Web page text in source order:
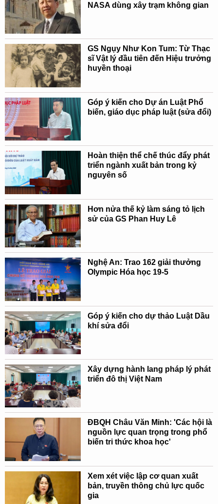
NASA dùng xây trạm không gian
GS Ngụy Như Kon Tum: Từ Thạc
sĩ Vật lý đầu tiên đến Hiệu trưởng
huyền thoại
Góp ý kiến cho Dự án Luật Phổ
biến, giáo dục pháp luật (sửa đổi)
Hoàn thiện thể chế thúc đẩy phát
triển ngành xuất bản trong kỷ
nguyên số
Hơn nửa thế kỷ làm sáng tỏ lịch
sử của GS Phan Huy Lê
Nghệ An: Trao 162 giải thưởng
Olympic Hóa học 19-5
Góp ý kiến cho dự thảo Luật Dầu
khí sửa đổi
Xây dựng hành lang pháp lý phát
triển đô thị Việt Nam
ĐBQH Châu Văn Minh: 'Các hội là
nguồn lực quan trọng trong phổ
biến tri thức khoa học'
Xem xét việc lập cơ quan xuất
bản, truyền thông chủ lực quốc
gia